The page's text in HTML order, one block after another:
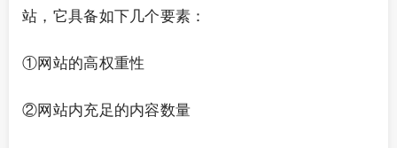
站，它具备如下几个要素：
①网站的高权重性
②网站内充足的内容数量